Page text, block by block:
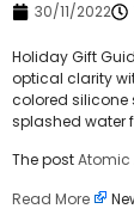
30/11/2022
Holiday Gift
optical clarity
colored silicone
splashed water
The postAtomic
Read More